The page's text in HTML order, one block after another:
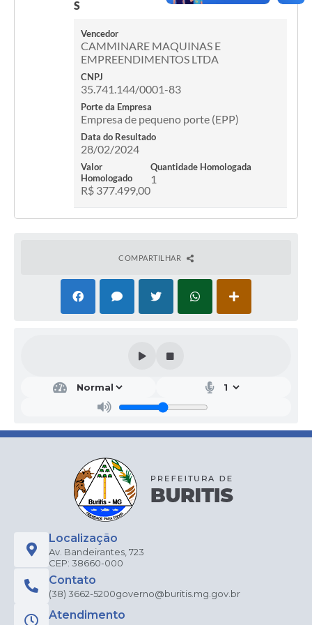
S
Vencedor
CAMMINARE MAQUINAS E
EMPREENDIMENTOS LTDA
CNPJ
35.741.144/0001-83
Porte da Empresa
Empresa de pequeno porte (EPP)
Data do Resultado
28/02/2024
Valor
Homologado
R$ 377.499,00
Quantidade Homologada
1
COMPARTILHAR
Localização
Av. Bandeirantes, 723
CEP: 38660-000
Contato
(38) 3662-5200governo@buritis.mg.gov.br
Atendimento